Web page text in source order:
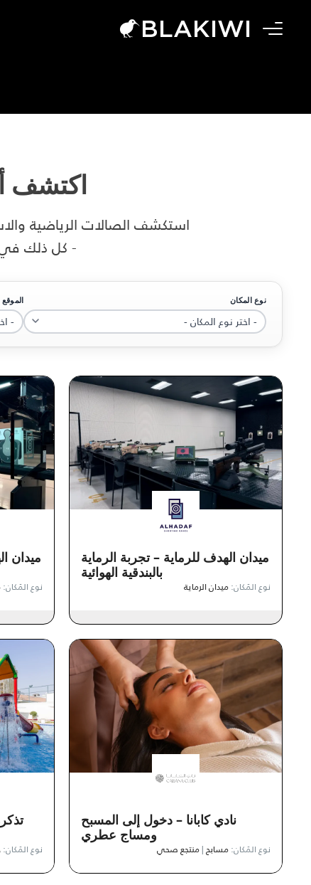
BLAKIWI
اكتشف
استكشف الصالات الرياضية
- كل ذلك
نوع المكان الموقع
ميدان الهدف للرماية – تجربة الرماية
بالبندقية الهوائية
نوع المَكان:ميدان الرماية
ميدان
نوع المَكان:
نادي كابانا – دخول إلى المسبح
ومساج عطري
نوع المَكان:مسابح|منتجع صحي نوع المَكان: